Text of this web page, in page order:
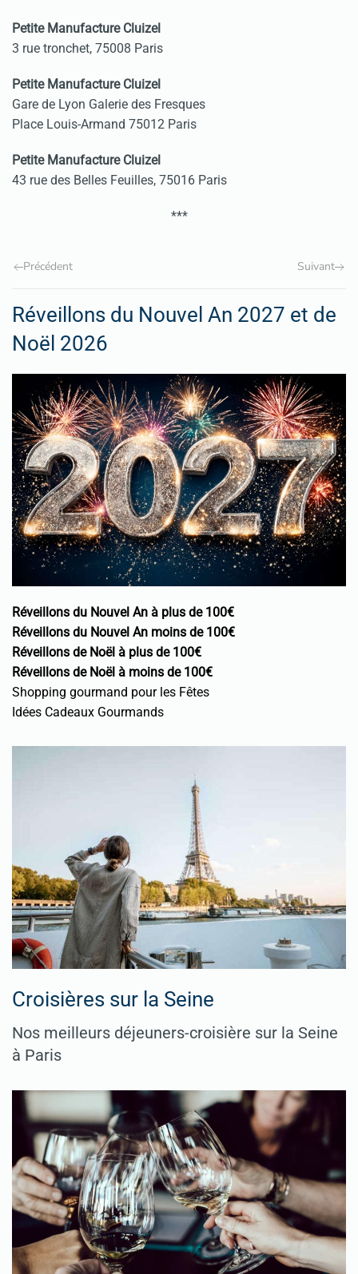
Petite Manufacture Cluizel
3 rue tronchet, 75008 Paris
Petite Manufacture Cluizel
Gare de Lyon Galerie des Fresques
Place Louis-Armand 75012 Paris
Petite Manufacture Cluizel
43 rue des Belles Feuilles, 75016 Paris
***
Précédent Suivant
Réveillons du Nouvel An 2027 et de
Noël 2026
Réveillons du Nouvel An à plus de 100€
Réveillons du Nouvel An moins de 100€
Réveillons de Noël à plus de 100€
Réveillons de Noël à moins de 100€
Shopping gourmand pour les Fêtes
Idées Cadeaux Gourmands
Croisières sur la Seine
Nos meilleurs déjeuners-croisière sur la Seine
à Paris